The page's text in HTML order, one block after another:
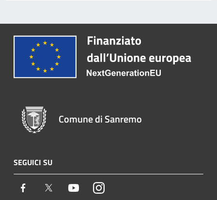
Comune di Sanremo
SEGUICI SU
Facebook Twitter YoutubeInstagram